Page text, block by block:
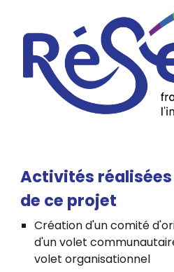
Activités
de ce projet
Création d'un comité
d'un volet
volet organisationnel